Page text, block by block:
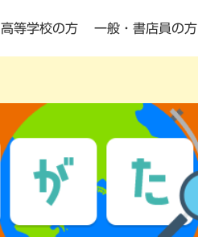
小学校・中学校の方向け
Pick Up
高等学校の方
高等学校の方向け
Pick Up
一般・書店員の方
動画教材